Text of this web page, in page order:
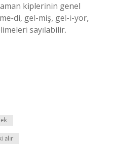
kiplerinin genel
di, gel-miş, gel-i-yor,
sayılabilir.
alır